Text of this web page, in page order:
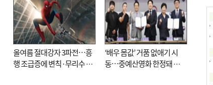
올여름 절대강자 3파전…흥
행 조급증에 변칙·무리수 마
‘배우 몸값’ 거품 없애기 시
동…중예산영화 한정돼 실